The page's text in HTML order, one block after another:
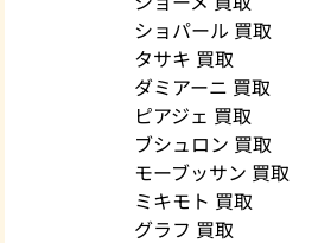
ショパール 買取
タサキ 買取
ダミアーニ 買取
ピアジェ 買取
ブシュロン 買取
モーブッサン 買取
ミキモト 買取
グラフ 買取